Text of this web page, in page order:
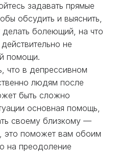
задавать прямые
обсудить и выяснить,
болеющий, на что
не
помощи.
что в депрессивном
людям после
быть сложно
основная помощь,
своему близкому —
это поможет вам обоим
на преодоление